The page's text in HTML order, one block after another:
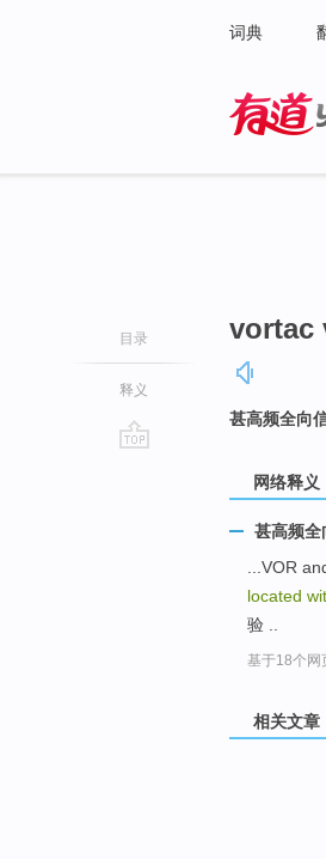
词典
目录
释义
vortac
甚高频全向
网络释义
甚高频全
...VOR
located
验 ..
基于18个网
相关文章